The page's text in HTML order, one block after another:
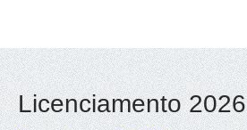
Licenciamento 2026